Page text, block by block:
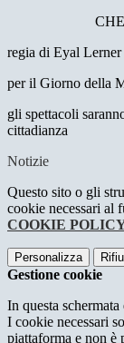
regia di Eyal Lerner
per il Giorno della
gli spettacoli
cittadianza
Notizie
Questo sito o gli
cookie necessari al
COOKIE
Personalizza
Gestione cookie
In questa
I cookie necessari
piattaforma e non è